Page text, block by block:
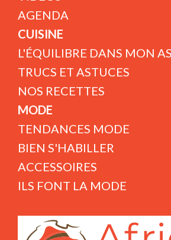
AGENDA
CUISINE
L'ÉQUILIBRE DANS MON
TRUCS ET ASTUCES
NOS RECETTES
MODE
TENDANCES MODE
BIEN S'HABILLER
ACCESSOIRES
ILS FONT LA MODE